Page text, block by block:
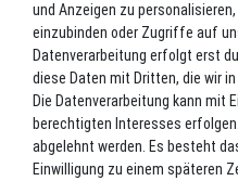
Versand
Blog
TOP-KATEGORIEN
Angel-Rollen
Angel-Zubehör
und Anzeigen zu
einzubinden oder Zugriffe auf
Datenverarbeitung erfolgt erst
diese Daten mit Dritten, die wir
Die Datenverarbeitung kann mit
berechtigten Interesses
abgelehnt werden. Es besteht
Einwilligung zu einem späteren